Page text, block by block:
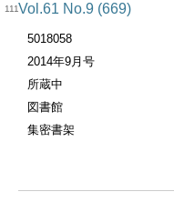
111Vol.61 No.9 (669)
5018058
2014年9月号
所蔵中
図書館
集密書架